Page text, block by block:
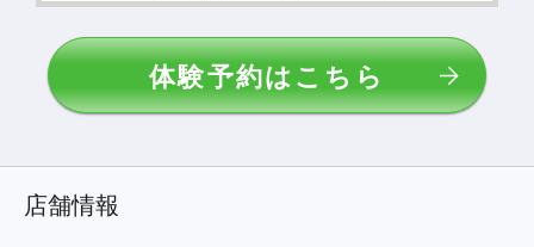
体験予約はこちら
店舗情報